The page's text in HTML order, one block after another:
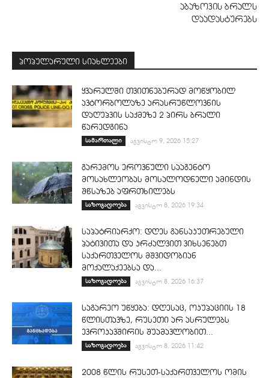
აბაზოვის ბრალს
დაადასტურებს
პოპულარული სიახლეები
ყვარელში თვითნებურად მოწყობილ
ავტორბოლაზე არასრუწლოვნის
დაღუპვის საქმეზე 2 პირს ბრალი
წარედგინა
სამართალი აგვისტო 9, 2026 15:27
გარემოს ეროვნული სააგენტო
მოსახლეობას მოსალოდნელი ამინდის
შწსაზებ აფრთხილებს
საზოგადოება აგვისტო 8, 2026 19:34
საპატრიარქო: დღეს განსაკუთრებული
პატივითა და კრძალვით ვიხსენებთ
საქართველოს მშვიდობიან
მოქალაქეებსა და...
საზოგადოება აგვისტო 8, 2026 16:37
საგარეო უწყება: დღესაც, ოკუპაციის 18
წლისთავზე, რუსეთი არ ასრულებს
ევროკავშირის შუამავლობით...
საზოგადოება აგვისტო 8, 2026 11:42
2008 წლის რუსეთ-საქართველოს ომის